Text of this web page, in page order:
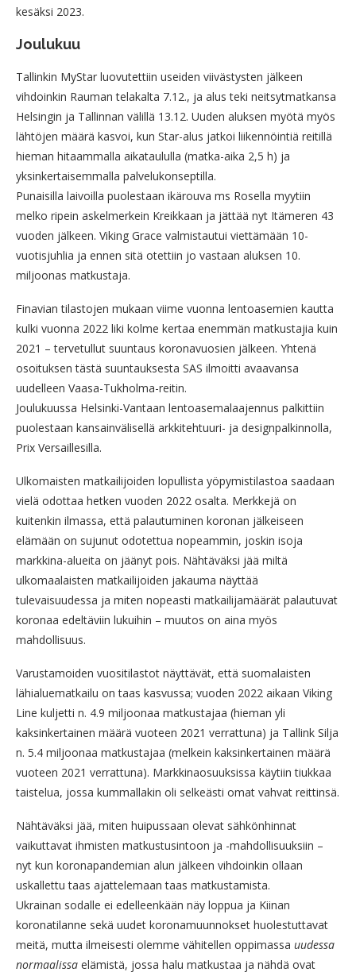
kesäksi 2023.
Joulukuu
Tallinkin MyStar luovutettiin useiden viivästysten jälkeen
vihdoinkin Rauman telakalta 7.12., ja alus teki neitsytmatkansa
Helsingin ja Tallinnan välillä 13.12. Uuden aluksen myötä myös
lähtöjen määrä kasvoi, kun Star-alus jatkoi liikennöintiä reitillä
hieman hitaammalla aikataululla (matka-aika 2,5 h) ja
yksinkertaisemmalla palvelukonseptilla.
Punaisilla laivoilla puolestaan ikärouva ms Rosella myytiin
melko ripein askelmerkein Kreikkaan ja jättää nyt Itämeren 43
vuoden jälkeen. Viking Grace valmistautui viettämään 10-
vuotisjuhlia ja ennen sitä otettiin jo vastaan aluksen 10.
miljoonas matkustaja.
Finavian tilastojen mukaan viime vuonna lentoasemien kautta
kulki vuonna 2022 liki kolme kertaa enemmän matkustajia kuin
2021 – tervetullut suuntaus koronavuosien jälkeen. Yhtenä
osoituksen tästä suuntauksesta SAS ilmoitti avaavansa
uudelleen Vaasa-Tukholma-reitin.
Joulukuussa Helsinki-Vantaan lentoasemalaajennus palkittiin
puolestaan kansainvälisellä arkkitehtuuri- ja designpalkinnolla,
Prix Versaillesilla.
Ulkomaisten matkailijoiden lopullista yöpymistilastoa saadaan
vielä odottaa hetken vuoden 2022 osalta. Merkkejä on
kuitenkin ilmassa, että palautuminen koronan jälkeiseen
elämään on sujunut odotettua nopeammin, joskin isoja
markkina-alueita on jäänyt pois. Nähtäväksi jää miltä
ulkomaalaisten matkailijoiden jakauma näyttää
tulevaisuudessa ja miten nopeasti matkailijamäärät palautuvat
koronaa edeltäviin lukuihin – muutos on aina myös
mahdollisuus.
Varustamoiden vuositilastot näyttävät, että suomalaisten
lähialuematkailu on taas kasvussa; vuoden 2022 aikaan Viking
Line kuljetti n. 4.9 miljoonaa matkustajaa (hieman yli
kaksinkertainen määrä vuoteen 2021 verrattuna) ja Tallink Silja
n. 5.4 miljoonaa matkustajaa (melkein kaksinkertainen määrä
vuoteen 2021 verrattuna). Markkinaosuuksissa käytiin tiukkaa
taistelua, jossa kummallakin oli selkeästi omat vahvat reittinsä.
Nähtäväksi jää, miten huipussaan olevat sähkönhinnat
vaikuttavat ihmisten matkustusintoon ja -mahdollisuuksiin –
nyt kun koronapandemian alun jälkeen vihdoinkin ollaan
uskallettu taas ajattelemaan taas matkustamista.
Ukrainan sodalle ei edelleenkään näy loppua ja Kiinan
koronatilanne sekä uudet koronamuunnokset huolestuttavat
meitä, mutta ilmeisesti olemme vähitellen oppimassa uudessa
normaalissa elämistä, jossa halu matkustaa ja nähdä ovat